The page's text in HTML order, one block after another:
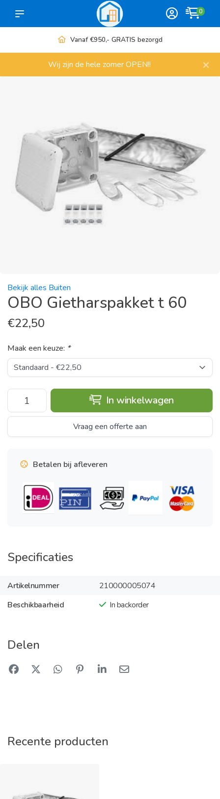
0
Vanaf €950,- GRATIS bezorgd
Wij zijn de hele zomer OPEN!! ×
Bekijk alles Buiten
OBO Gietharspakket t 60
€22,50
Maak een keuze: *
In winkelwagen
Vraag een offerte aan
Betalen bij afleveren
Specificaties
Artikelnummer
210000005074
Beschikbaarheid
In backorder
Delen
Recente producten